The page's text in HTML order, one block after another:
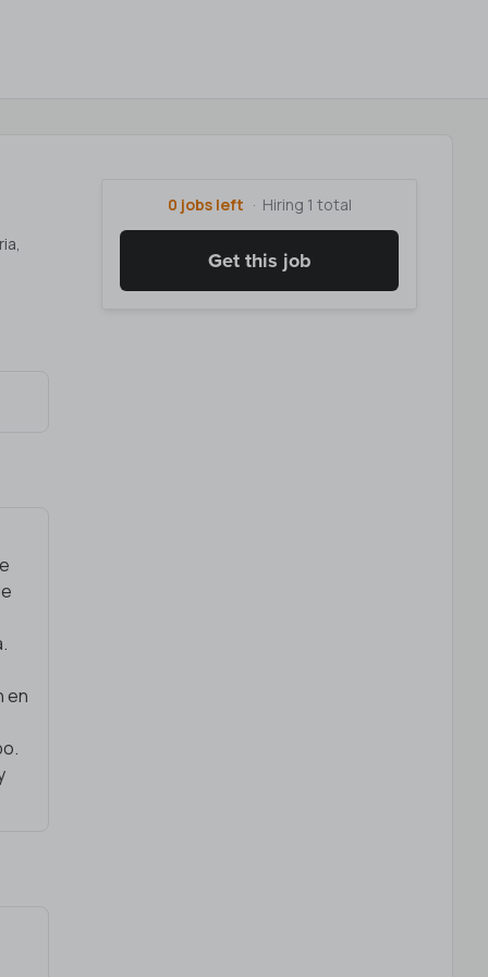
en
0 jobs left Hiring 1 total
Get this job